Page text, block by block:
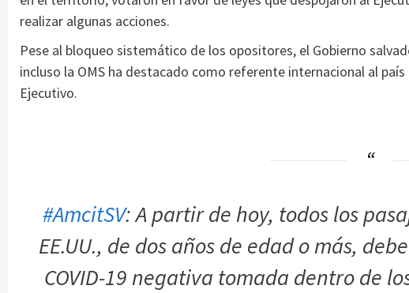
realizar algunas acciones.
Pese al bloqueo sistemático de los opositores, el Gobierno
incluso la OMS ha destacado como referente internacional al
Ejecutivo.
#AmcitSV: A partir de hoy, todos los
EE.UU., de dos años de edad o más,
COVID-19 negativa tomada dentro de